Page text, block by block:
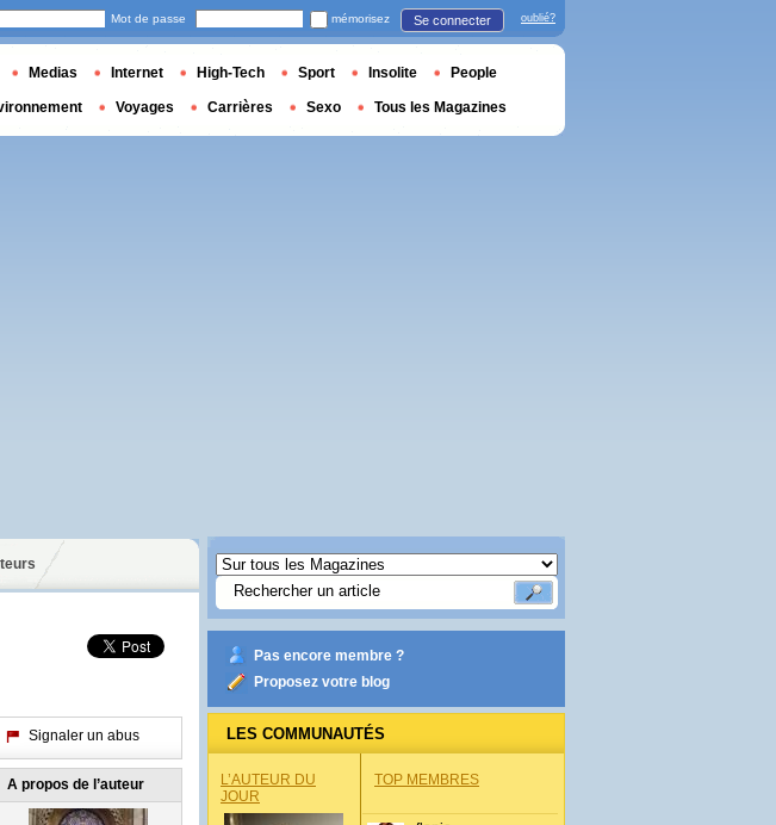
Signaler un abus
A propos de l’auteur
Pas encore membre ?
Proposez votre blog
LES COMMUNAUTÉS
L’AUTEUR DU
JOUR
TOP MEMBRES
Mot de passe mémorisez Se connecter oublié?
Medias Internet High-Tech Sport Insolite People
Voyages Carrières Sexo Tous les Magazines